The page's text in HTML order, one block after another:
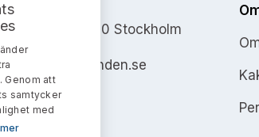
7354, 103 90 Stockholm
Genom att
samtycker
med